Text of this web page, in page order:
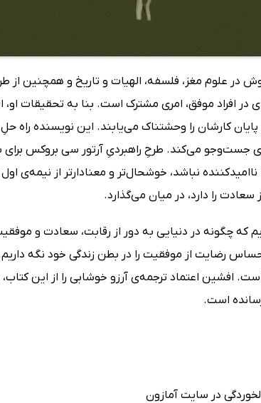
در علوم مغز، فلسفه، الهیات و تاریخ و همچنین از
افراد موفق، امری مشترک است. بنا به تحقیقات او،
کارشان را وحشتناک می‌یابند. این نویسنده راه‌
جست‌وجو می‌کند. طرحِ راهبردیِ آرتور سی بروکس برای
نباشد، خوشحال‌تر و معنادارتر از نیمه‌ی
را دارد، در میان می‌گذارد.
که چگونه در دنیایی به دور از رقابت، سعادت و
رضایت از موفقیت را در بطن زندگی خود نگه
اعتماد ترجمه‌ی آرزو خوشابی را از این
است.
در سایت آمازون